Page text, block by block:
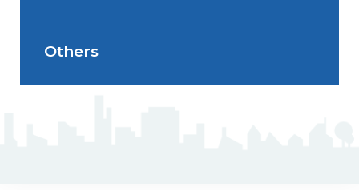
Dynamic road signs
Others